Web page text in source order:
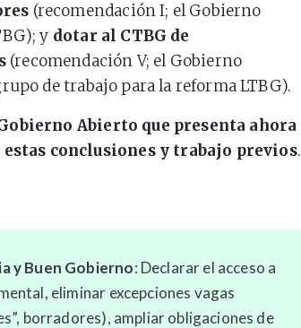
(recomendación I; el Gobierno
y dotar al CTBG de
(recomendación V; el Gobierno
de trabajo para la reforma LTBG).
Abierto que presenta ahora
conclusiones y trabajo previos.
y Buen Gobierno: Declarar el acceso a
eliminar excepciones vagas
borradores), ampliar obligaciones de